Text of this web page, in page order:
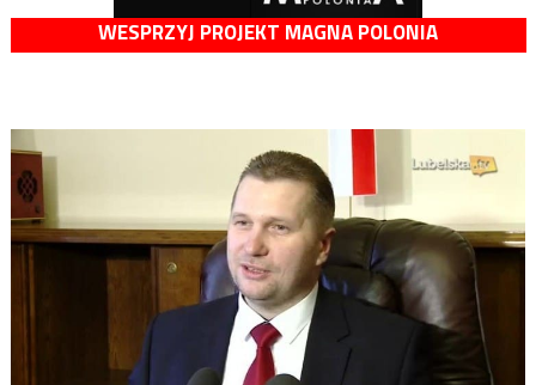
WESPRZYJ PROJEKT MAGNA POLONIA